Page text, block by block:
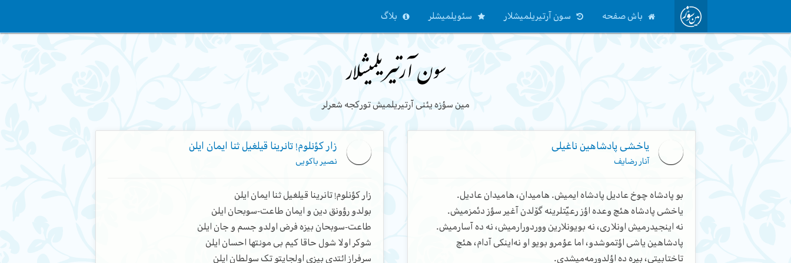
باش صفحه سون آرتیریلمیشلار سئویلمیشلر بلاگ
مین سؤزه یئنی آرتیریلمیش تورکجه شعرلر
یاخشی پادشاهین ناغیلی
آنار رضایف
بو پادشاه چوخ عادیل پادشاه ایمیش. هامیدان، هامیدان عادیل.
یاخشی پادشاه هئچ وعده اؤز رعیّتلرینه گۆلدن آغیر سؤز دئمزمیش.
نه اینجیدرمیش اونلاری، نه بویونلارین ووردورارمیش، نه ده آسارمیش.
پادشاهین یاشی اؤتموشدو، اما عؤمرو بویو او نه‌اینکی آدام، هئچ
تاختابیتی، بیره ده اؤلدورمه‌میشدی.
زار کؤنلوم! تانرینا قیلغیل ثنا ایمان ایلن
نصیر باکویی
زار کؤنلوم! تانرینا قیلغیل ثنا ایمان ایلن
بولدو رؤونق دین و ایمان طاعت-سوبحان ایلن
طاعت-سوبحان بیزه فرض اولدو جسم و جان ایلن
شوکر اولا شول حاقا کیم بی مونتها احسان ایلن
سرفراز ائتدی بیزی اولجایتو تک سولطان ایلن